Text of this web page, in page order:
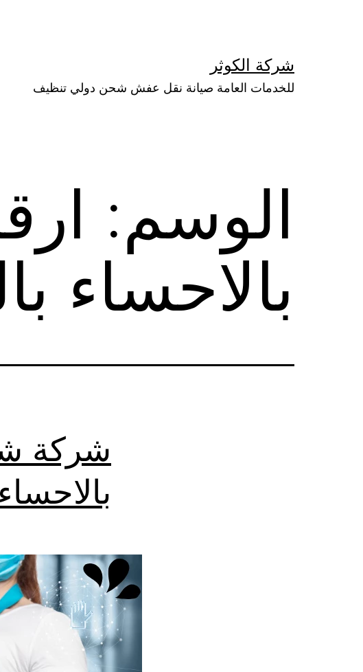
شركة الكوثر
للخدمات العامة صيانة نقل عفش شحن دولي تنظيف
الوسم:
بالاحساء
شركة
بالاحساء